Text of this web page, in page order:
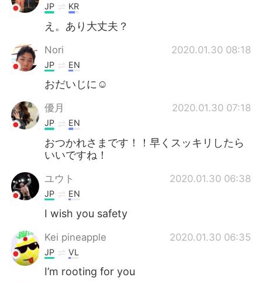
JP KR
え。あり大丈夫？
Nori 2020.01.30 08:18
JP EN
おだいじに☺️
優月 2020.01.30 07:18
JP EN
おつかれさまです！！早くスッキリしたら
いいですね！
ユウト 2020.01.30 06:38
JP EN
I wish you safety
Kei pineapple 2020.01.30 06:35
JP VL
I’m rooting for you